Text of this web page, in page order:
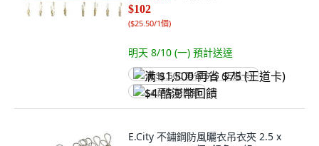
$102
($25.50/1個)
明天 8/10 (一) 預計送達
满 $1,500 再省 $75 (王道卡)
$4 酷澎幣回饋
E.City 不鏽鋼防風曬衣吊衣夾 2.5 x